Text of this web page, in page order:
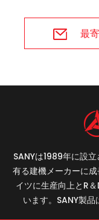
最
SANYは1989年に設
有る建機メーカーに
イツに生産向上とR
います。SANY製品